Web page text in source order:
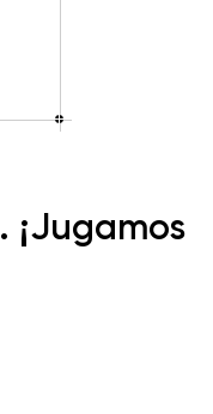
¡Jugamos